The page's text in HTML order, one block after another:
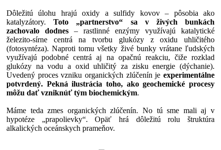
Dôležitú úlohu hrajú oxidy a sulfidy kovov – pôsobia ako
katalyzátory.Toto „partnerstvo“ sa v živých bunkách
zachovalo dodnes – rastlinné enzýmy využívajú katalytické
železito-sírne centrá na tvorbu glukózy z oxidu uhličitého
(fotosyntéza). Naproti tomu všetky živé bunky vrátane ľudských
využívajú podobné centrá aj na opačnú reakciu, čiže rozklad
glukózy na vodu a oxid uhličitý za zisku energie (dýchanie).
Uvedený proces vzniku organických zlúčenín je experimentálne
potvrdený. Pekná ilustrácia toho, ako geochemické procesy
môžu dať vzniknúť tým biochemickým.
Máme teda zmes organických zlúčenín. No tú sme mali aj v
hypotéze „prapolievky“. Opäť hrá dôležitú rolu štruktúra
alkalických oceánskych prameňov.